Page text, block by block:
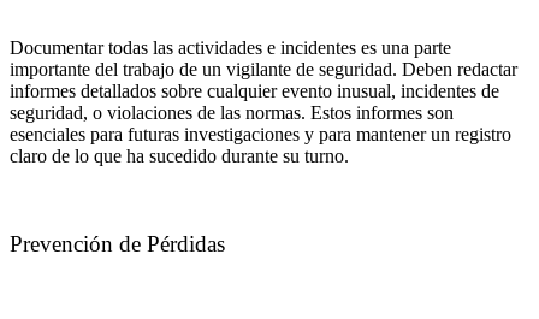
Documentar todas las actividades e incidentes es una parte
importante del trabajo de un vigilante de seguridad. Deben redactar
informes detallados sobre cualquier evento inusual, incidentes de
seguridad, o violaciones de las normas. Estos informes son
esenciales para futuras investigaciones y para mantener un registro
claro de lo que ha sucedido durante su turno.
Prevención de Pérdidas